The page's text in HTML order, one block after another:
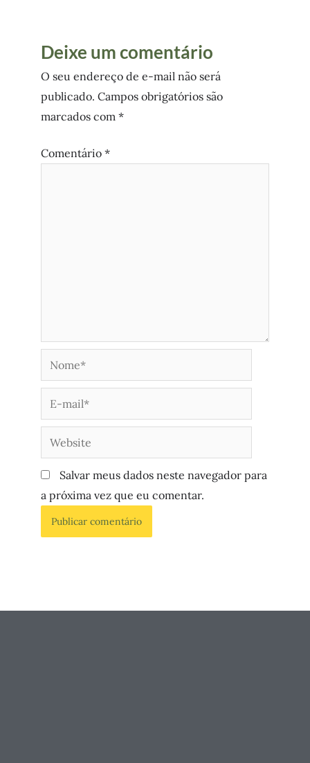
Deixe um comentário
O seu endereço de e-mail não será
publicado. Campos obrigatórios são
marcados com *
Comentário *
Salvar meus dados neste navegador para
a próxima vez que eu comentar.